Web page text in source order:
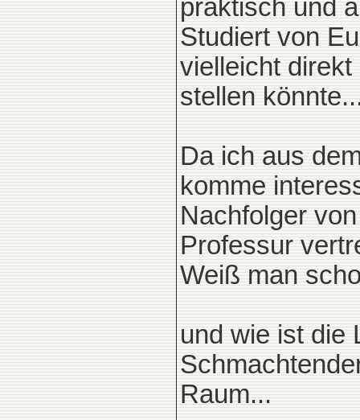
praktisch und
Studiert von
vielleicht
stellen
Da ich aus
komme
Nachfolger
Professur
Weiß man
und wie ist die
Raum...